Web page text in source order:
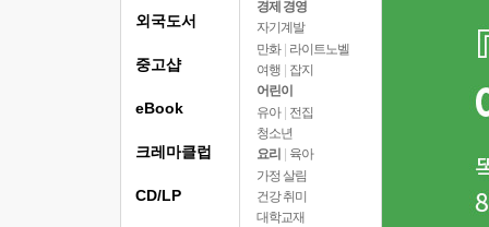
경제 경영
자기계발
만화 | 라이트노벨
여행
잡지
어린이
유아 | 전집
청소년
요리
육아
가정 살림
건강 취미
대학교재
외국도서
중고샵
eBook
크레마클럽
CD/LP